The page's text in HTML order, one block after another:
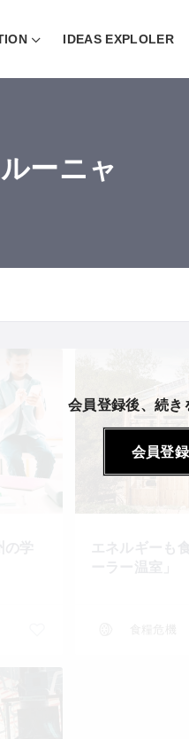
IDEAS EXPLOLER
ーニャ
会員登録後、続き
会員登録